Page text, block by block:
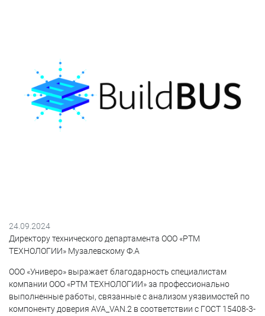
24.09.2024
Директору технического департамента ООО «РТМ
ТЕХНОЛОГИИ» Музалевскому Ф.А
ООО «Универо» выражает благодарность специалистам
компании ООО «РТМ ТЕХНОЛОГИИ» за профессионально
выполненные работы, связанные с анализом уязвимостей по
компоненту доверия AVA_VAN.2 в соответствии с ГОСТ 15408-3-